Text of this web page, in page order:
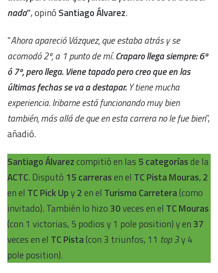
nada”, opinó Santiago Álvarez.
“Ahora apareció Vázquez, que estaba atrás y se
acomodó 2º, a 1 punto de mí.Craparo llega siempre: 6º
ó 7º, pero llega. Viene tapado pero creo que en las
últimas fechas se va a destapar. Y tiene mucha
experiencia. Iribarne está funcionando muy bien
también, más allá de que en esta carrera no le fue bien”,
añadió.
Santiago Álvarezcompitió en las 5 categoríasde la
ACTC. Disputó 15 carrerasen el TC Pista Mouras, 2
en el TC Pick Upy2 en el Turismo Carretera(como
invitado). También lo hizo 30veces en el TC Mouras
(con 1 victorias, 5 podios y 1 pole position) y en 37
veces en el TC Pista(con 3 triunfos, 11 top 3y 4
pole position).